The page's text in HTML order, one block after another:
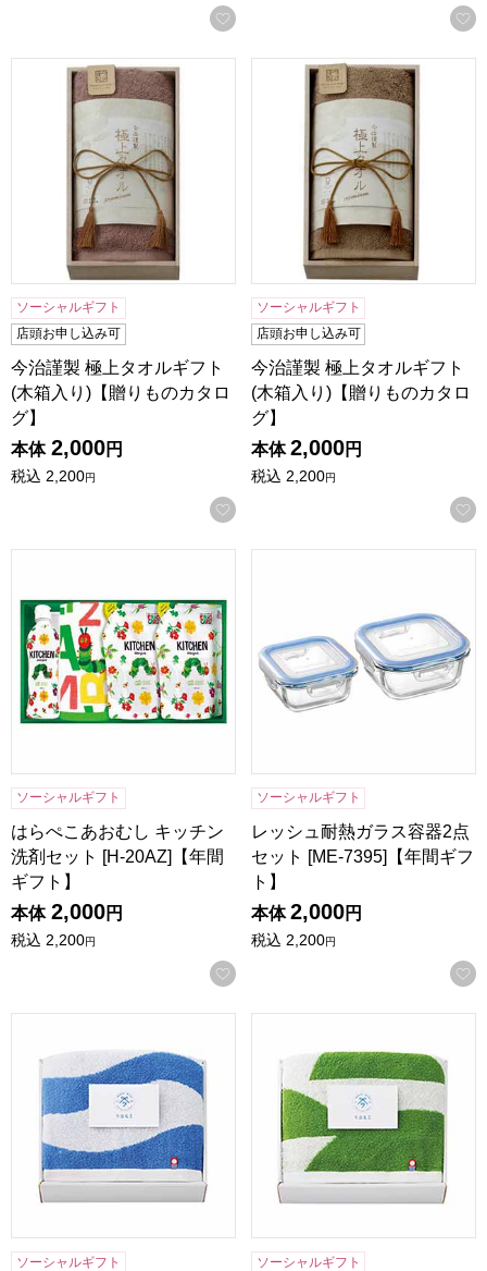
お気に入りに登録する
今治謹製 極上タオルギフト(木箱入り)【贈りものカタログ】
ソーシャルギフト
店頭お申し込み可
今治謹製 極上タオルギフト
(木箱入り)【贈りものカタロ
グ】
本体 2,000円
税込 2,200円
お気に入りに登録する
今治謹製 極上タオルギフト(
ソーシャルギフト
店頭お申し込み可
今治謹製 極上タオルギフト
(木箱入り)【贈りものカタロ
グ】
本体 2,000円
税込 2,200円
ソーシャルギフト
はらぺこあおむし キッチン
洗剤セット [H-20AZ]【年間
ギフト】
本体 2,000円
税込 2,200円
お気に入りに登録する
ソーシャルギフト
レッシュ耐熱ガラス容器2点
セット [ME-7395]【年間ギフ
ト】
本体 2,000円
税込 2,200円
ソーシャルギフト ソーシャルギフト